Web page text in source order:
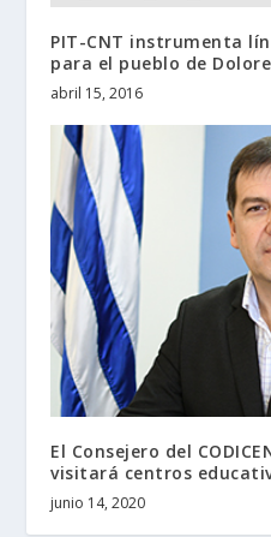
PIT-CNT instrumenta
para el pueblo de
abril 15, 2016
El Consejero del
visitará centros
junio 14, 2020